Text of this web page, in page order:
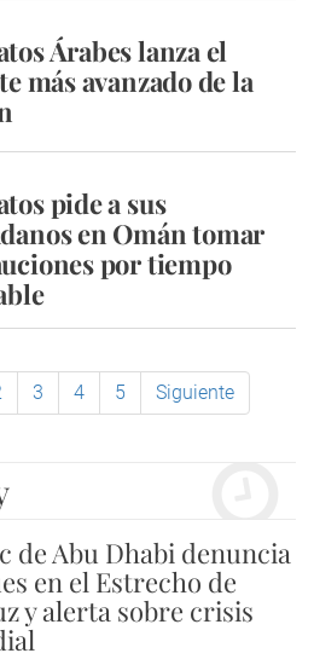
Árabes lanza el
más avanzado de la
pide a sus
en Omán tomar
por tiempo
3 4 5 Siguiente
de Abu Dhabi denuncia
en el Estrecho de
y alerta sobre crisis